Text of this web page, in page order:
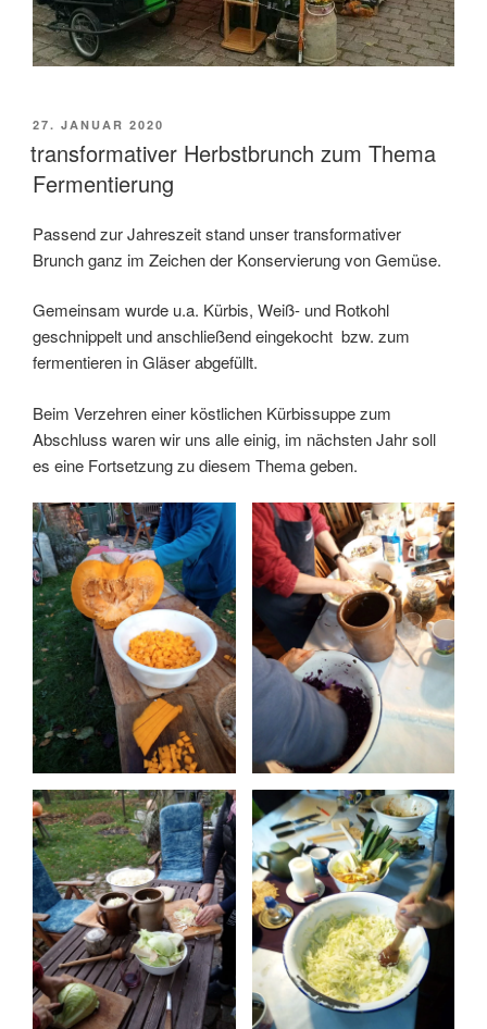
VERÖFFENTLICHT
27. JANUAR 2020
transformativer Herbstbrunch zum Thema
Fermentierung
Passend zur Jahreszeit stand unser transformativer
Brunch ganz im Zeichen der Konservierung von Gemüse.
Gemeinsam wurde u.a. Kürbis, Weiß- und Rotkohl
geschnippelt und anschließend eingekocht bzw. zum
fermentieren in Gläser abgefüllt.
Beim Verzehren einer köstlichen Kürbissuppe zum
Abschluss waren wir uns alle einig, im nächsten Jahr soll
es eine Fortsetzung zu diesem Thema geben.